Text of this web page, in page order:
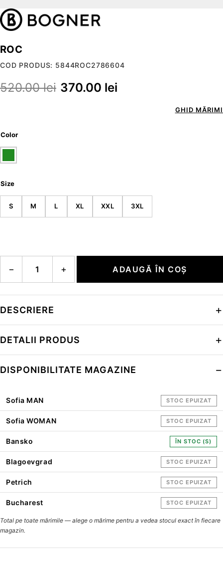
ROC
COD PRODUS: 5844ROC2786604
520.00lei 370.00 lei
GHID MĂRIMI
Color
Size
S M L XL XXL 3XL
− + ADAUGĂ ÎN COȘ
DESCRIERE
DETALII PRODUS
DISPONIBILITATE MAGAZINE
Sofia MAN STOC EPUIZAT
Sofia WOMAN STOC EPUIZAT
Bansko ÎN STOC (S)
Blagoevgrad STOC EPUIZAT
Petrich STOC EPUIZAT
Bucharest STOC EPUIZAT
Total pe toate mărimile — alege o mărime pentru a vedea stocul exact în fiecare
magazin.